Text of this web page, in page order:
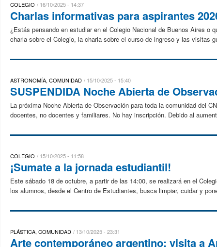
COLEGIO 16/10/2025 - 14:37
Charlas informativas para aspirantes
¿Estás pensando en estudiar en el Colegio Nacional de Buenos Aires o
charla sobre el Colegio, la charla sobre el curso de ingreso y las visitas
ASTRONOMÍA, COMUNIDAD 15/10/2025 - 15:40
SUSPENDIDA Noche Abierta de
La próxima Noche Abierta de Observación para toda la comunidad del
docentes, no docentes y familiares. No hay inscripción. Debido al
COLEGIO 15/10/2025 - 11:58
¡Sumate a la jornada estudiantil!
Este sábado 18 de octubre, a partir de las 14:00, se realizará en el
los alumnos, desde el Centro de Estudiantes, busca limpiar, cuidar y
PLÁSTICA, COMUNIDAD 13/10/2025 - 23:31
Arte contemporáneo argentino: visita a